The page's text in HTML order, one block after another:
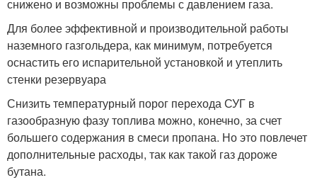
снижено и возможны проблемы с давлением газа.
Для более эффективной и производительной работы
наземного газгольдера, как минимум, потребуется
оснастить его испарительной установкой и утеплить
стенки резервуара
Снизить температурный порог перехода СУГ в
газообразную фазу топлива можно, конечно, за счет
большего содержания в смеси пропана. Но это повлечет
дополнительные расходы, так как такой газ дороже
бутана.